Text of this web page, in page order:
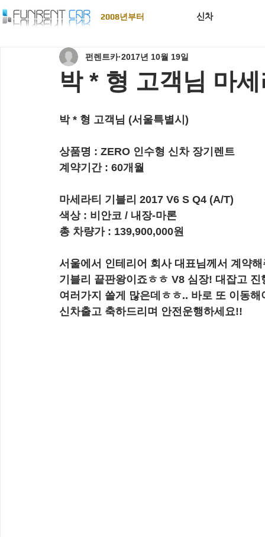
2008년부터 신차
박 * 형 고객님 마
펀렌트카 2017년 10월 19일
박 * 형 고객님 (서울특별시)
상품명 : ZERO 인수형 신차 장기렌트
계약기간 : 60개월
마세라티 기블리 2017 V6 S Q4 (A/T)
색상 : 비안코 / 내장-마론
총 차량가 : 139,900,000원
서울에서 인테리어 회사 대표님께서 계약
기블리 끝판왕이죠ㅎㅎ V8 심장! 대잡고
여러가지 쓸게 많은데ㅎㅎ.. 바로 또 이동해
신차출고 축하드리며 안전운행하세요!!